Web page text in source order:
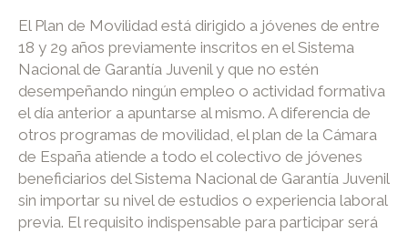
El Plan de Movilidad está dirigido a jóvenes de entre
18 y 29 años previamente inscritos en el Sistema
Nacional de Garantía Juvenil y que no estén
desempeñando ningún empleo o actividad formativa
el día anterior a apuntarse al mismo. A diferencia de
otros programas de movilidad, el plan de la Cámara
de España atiende a todo el colectivo de jóvenes
beneficiarios del Sistema Nacional de Garantía Juvenil
sin importar su nivel de estudios o experiencia laboral
previa. El requisito indispensable para participar será